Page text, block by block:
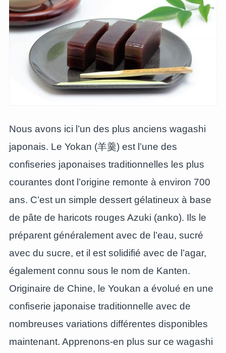
Nous avons ici l’un des plus anciens wagashi
japonais. Le Yokan (羊羹) est l’une des
confiseries japonaises traditionnelles les plus
courantes dont l’origine remonte à environ 700
ans. C’est un simple dessert gélatineux à base
de pâte de haricots rouges Azuki (anko). Ils le
préparent généralement avec de l’eau, sucré
avec du sucre, et il est solidifié avec de l’agar,
également connu sous le nom de Kanten.
Originaire de Chine, le Youkan a évolué en une
confiserie japonaise traditionnelle avec de
nombreuses variations différentes disponibles
maintenant. Apprenons-en plus sur ce wagashi